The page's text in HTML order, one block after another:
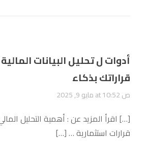
قراراتك بذكاء
مايو 9, 2025 at 10:52 ص
[…] اقرأ المزيد عن : أهمية التحليل
قرارات استثمارية … […]